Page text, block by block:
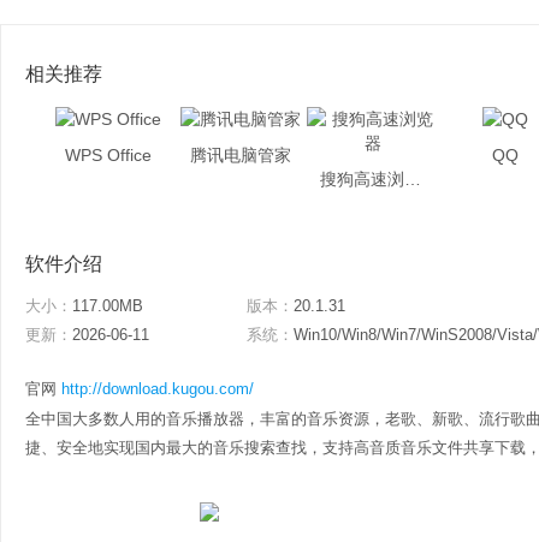
相关推荐
WPS Office
腾讯电脑管家
QQ
软件介绍
大小： 117.00MB 版本： 20.1.31
更新： 2026-06-11 系统： Win10/Win8/Win7/WinS2008/
官网 http://download.kugou.com/
全中国大多数人用的音乐播放器，丰富的音乐资源，老歌、新歌、流行歌
捷、安全地实现国内最大的音乐搜索查找，支持高音质音乐文件共享下载